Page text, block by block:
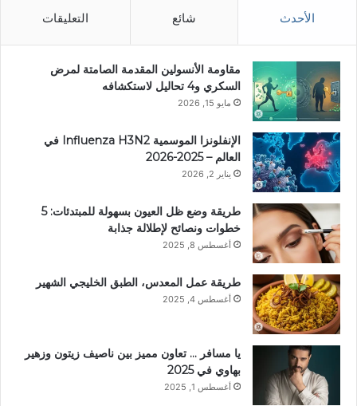
الأحدث شائع التعليقات
مقاومة الأنسولين المقدمة الصامتة لمرض
السكري و4 تحاليل لاستكشافه
مايو 15, 2026
الإنفلونزا الموسمية Influenza H3N2 في
العالم – 2025-2026
يناير 2, 2026
طريقة وضع ظل العيون بسهولة للمبتدئات: 5
خطوات ونصائح لإطلالة جذابة
أغسطس 8, 2025
طريقة عمل المعدس، الطبق الخليجي الشهير
أغسطس 4, 2025
يا مسافر … تعاون مميز بين ناصيف زيتون وزهير
بهاوي في 2025
أغسطس 1, 2025